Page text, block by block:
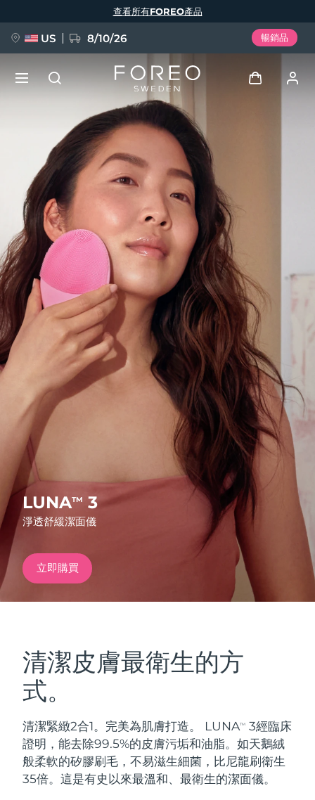
LUNATM 3
淨透舒緩潔面儀
立即購買
清潔皮膚最衛生的方
式。
清潔緊緻2合1。完美為肌膚打造。 LUNATM
3經臨床
證明，能去除99.5%的皮膚污垢和油脂。如天鵝絨
般柔軟的矽膠刷毛，不易滋生細菌，比尼龍刷衛生
35倍。這是有史以來最溫和、最衛生的潔面儀。
查看所有FOREO產品
US 8/10/26 暢銷品
我的地址
我的訂閱
FAQ™ Pure Beauty-Tech Elixir
BREAKING NEWS
issa™ Teeth Whitening Set
FAQ™ Dual LED Panel
熱門產品
特別優惠 暢銷產品
紅光療法
LUNA™ 4 套裝
Anti-aging massage
BEAR™ 2 套裝
Microcurrent toning
English Deutsch
Español
Français
Italiano
Português
Polski
Svenska
Русский
Türkçe
简体中文 繁體中文
發貨國家
預計送達日期8/10/26
英國 預計送達日期8/9/26
西班牙 預計送達日期8/9/26
澳洲 預計送達日期 8/12/26
法國 預計送達日期
德國 預計送達日期
加拿大 預計送達日期
奧地利 預計送達日期
巴林
比利時 8/9/26
百慕達 預計送達日期8/15/26
波士尼亞與赫塞哥維納 預計送達日期8/12/26